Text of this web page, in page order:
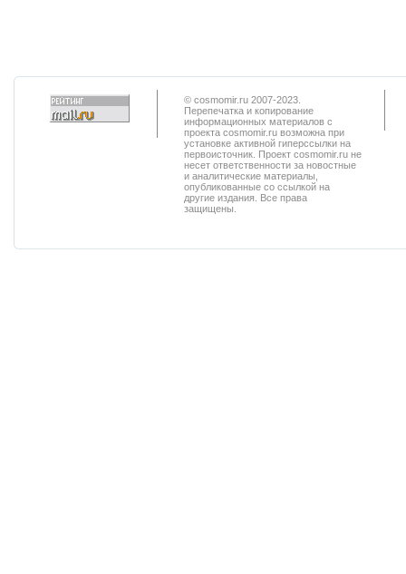
© cosmomir.ru 2007-2023.
Перепечатка и копирование
информационных материалов с
проекта cosmomir.ru возможна при
установке активной гиперссылки на
первоисточник. Проект cosmomir.ru не
несет ответственности за новостные
и аналитические материалы,
опубликованные со ссылкой на
другие издания. Все права
защищены.